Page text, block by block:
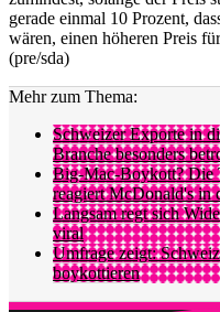
gerade einmal 10 Prozent,
wären, einen höheren Preis
(pre/sda)
Mehr zum Thema:
Schweizer Exporte in
Branche besonders
Big-Mac-Boykott? Die
reagiert McDonald's in
Langsam regt sich
viral
Umfrage zeigt:
boykottieren